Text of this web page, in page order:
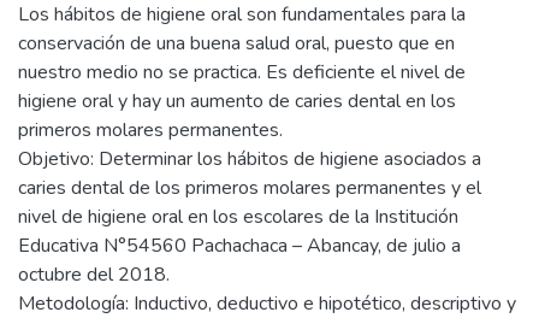
Los hábitos de higiene oral son fundamentales para la
conservación de una buena salud oral, puesto que en
nuestro medio no se practica. Es deficiente el nivel de
higiene oral y hay un aumento de caries dental en los
primeros molares permanentes.
Objetivo: Determinar los hábitos de higiene asociados a
caries dental de los primeros molares permanentes y el
nivel de higiene oral en los escolares de la Institución
Educativa N°54560 Pachachaca – Abancay, de julio a
octubre del 2018.
Metodología: Inductivo, deductivo e hipotético, descriptivo y